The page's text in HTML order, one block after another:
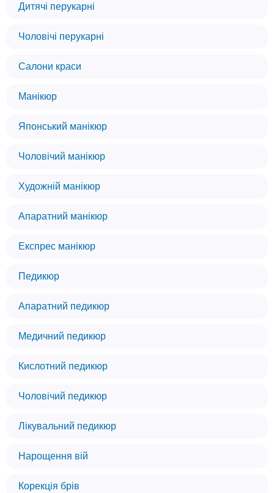
Дитячі перукарні
Чоловічі перукарні
Салони краси
Манікюр
Японський манікюр
Чоловічий манікюр
Художній манікюр
Апаратний манікюр
Експрес манікюр
Педикюр
Апаратний педикюр
Медичний педикюр
Кислотний педикюр
Чоловічий педикюр
Лікувальний педикюр
Нарощення вій
Корекція брів